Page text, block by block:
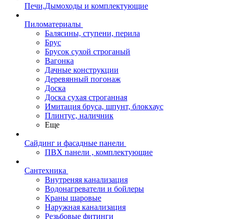
Печи,Дымоходы и комплектующие
Пиломатериалы
Балясины, ступени, перила
Брус
Брусок сухой строганый
Вагонка
Дачные конструкции
Деревянный погонаж
Доска
Доска сухая строганная
Имитация бруса, шпунт, блокхаус
Плинтус, наличник
Еще
Сайдинг и фасадные панели
ПВХ панели , комплектующие
Сантехника
Внутреняя канализация
Водонагреватели и бойлеры
Краны шаровые
Наружная канализация
Резьбовые фитинги